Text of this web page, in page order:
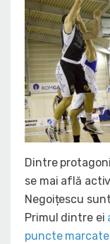
Dintre
se mai află
Negoițescu
Primul dintre ei
puncte marcate